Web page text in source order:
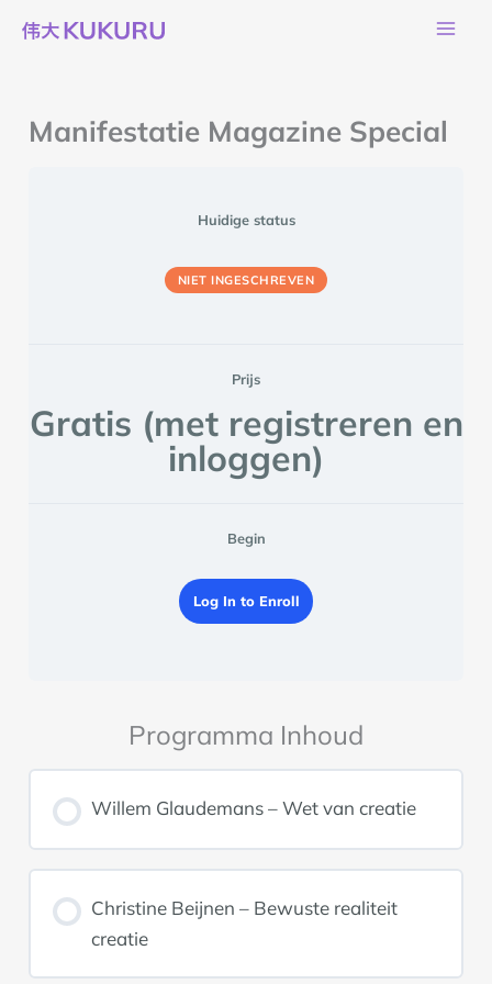
naar
Manifestatie Magazine Special
Huidige status
NIET INGESCHREVEN
Prijs
Gratis (met registreren en
inloggen)
Begin
Log In to Enroll
Programma Inhoud
Willem Glaudemans – Wet van creatie
Christine Beijnen – Bewuste realiteit
creatie